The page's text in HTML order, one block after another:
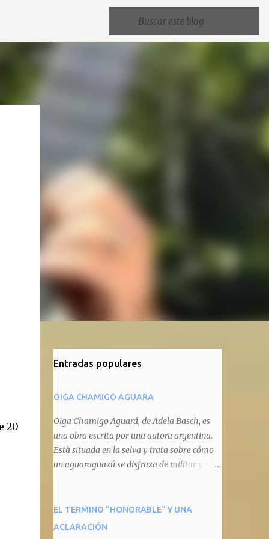
20
Entradas populares
OIGA CHAMIGO AGUARA
Oiga Chamigo Aguará, de Adela Basch, es
una obra escrita por una autora argentina.
Està situada en la selva y trata sobre cómo
un aguaraguazú se disfraza de militar y se
animal que pretenda circular por ahí. En
primera instancia aparece Teteu, el tero,
EL TERMINO "HONORABLE" Y UNA
ACLARACIÓN